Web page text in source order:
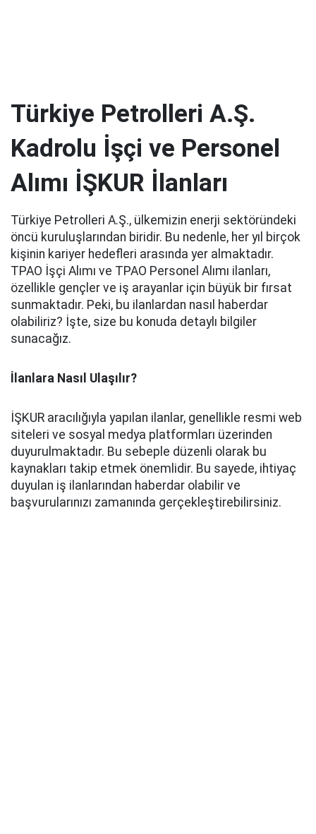
Türkiye Petrolleri A.Ş.
Kadrolu İşçi ve Personel
Alımı İŞKUR İlanları
Türkiye Petrolleri A.Ş., ülkemizin enerji sektöründeki
öncü kuruluşlarından biridir. Bu nedenle, her yıl birçok
kişinin kariyer hedefleri arasında yer almaktadır.
TPAO İşçi Alımı ve TPAO Personel Alımı ilanları,
özellikle gençler ve iş arayanlar için büyük bir fırsat
sunmaktadır. Peki, bu ilanlardan nasıl haberdar
olabiliriz? İşte, size bu konuda detaylı bilgiler
sunacağız.
İlanlara Nasıl Ulaşılır?
İŞKUR aracılığıyla yapılan ilanlar, genellikle resmi web
siteleri ve sosyal medya platformları üzerinden
duyurulmaktadır. Bu sebeple düzenli olarak bu
kaynakları takip etmek önemlidir. Bu sayede, ihtiyaç
duyulan iş ilanlarından haberdar olabilir ve
başvurularınızı zamanında gerçekleştirebilirsiniz.